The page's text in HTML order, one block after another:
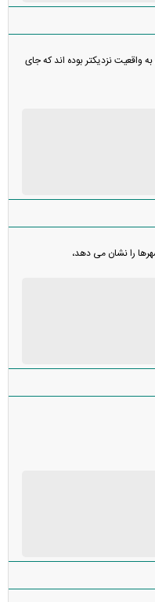
به واقعیت نزدیکتر بوده اند که جای